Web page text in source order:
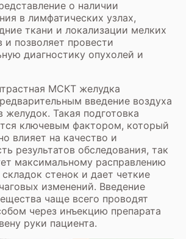
о наличии
в лимфатических узлах,
ткани и локализации мелких
и позволяет провести
диагностику опухолей и
МСКТ желудка
введение воздуха
Такая подготовка
ключевым фактором, который
влияет на качество и
результатов обследования, так
максимальному расправлению
стенок и дает четкие
изменений. Введение
чаще всего проводят
через инъекцию препарата
руки пациента.